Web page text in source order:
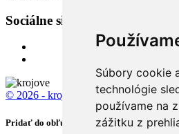
Súbory cookie
technológie
používame na
zážitku z
Sociálne siete
© 2026 - krojove.sk All rights
Pridať do obľúbených